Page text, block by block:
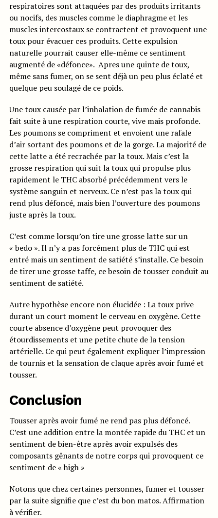
respiratoires sont attaquées par des produits irritants
ou nocifs, des muscles comme le diaphragme et les
muscles intercostaux se contractent et provoquent une
toux pour évacuer ces produits. Cette expulsion
naturelle pourrait causer elle-même ce sentiment
augmenté de «défonce». Apres une quinte de toux,
même sans fumer, on se sent déjà un peu plus éclaté et
quelque peu soulagé de ce poids.
Une toux causée par l’inhalation de fumée de cannabis
fait suite à une respiration courte, vive mais profonde.
Les poumons se compriment et envoient une rafale
d’air sortant des poumons et de la gorge. La majorité de
cette latte a été recrachée par la toux. Mais c’est la
grosse respiration qui suit la toux qui propulse plus
rapidement le THC absorbé précédemment vers le
système sanguin et nerveux. Ce n’est pas la toux qui
rend plus défoncé, mais bien l’ouverture des poumons
juste après la toux.
C’est comme lorsqu’on tire une grosse latte sur un
« bedo ». Il n’y a pas forcément plus de THC qui est
entré mais un sentiment de satiété s’installe. Ce besoin
de tirer une grosse taffe, ce besoin de tousser conduit au
sentiment de satiété.
Autre hypothèse encore non élucidée : La toux prive
durant un court moment le cerveau en oxygène. Cette
courte absence d’oxygène peut provoquer des
étourdissements et une petite chute de la tension
artérielle. Ce qui peut également expliquer l’impression
de tournis et la sensation de claque après avoir fumé et
tousser.
Conclusion
Tousser après avoir fumé ne rend pas plus défoncé.
C’est une addition entre la montée rapide du THC et un
sentiment de bien-être après avoir expulsés des
composants gênants de notre corps qui provoquent ce
sentiment de « high »
Notons que chez certaines personnes, fumer et tousser
par la suite signifie que c’est du bon matos. Affirmation
à vérifier.